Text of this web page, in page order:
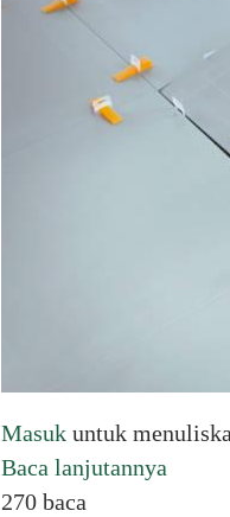
Masuk untuk
Baca lanjutannya
270 baca